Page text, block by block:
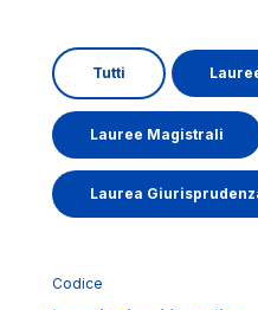
Tutti
Lauree Magistrali
Laurea
Codice